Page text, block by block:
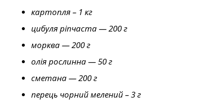
картопля – 1 кг
цибуля ріпчаста — 200 г
морква — 200 г
олія рослинна — 50 г
сметана — 200 г
перець чорний мелений – 3 г